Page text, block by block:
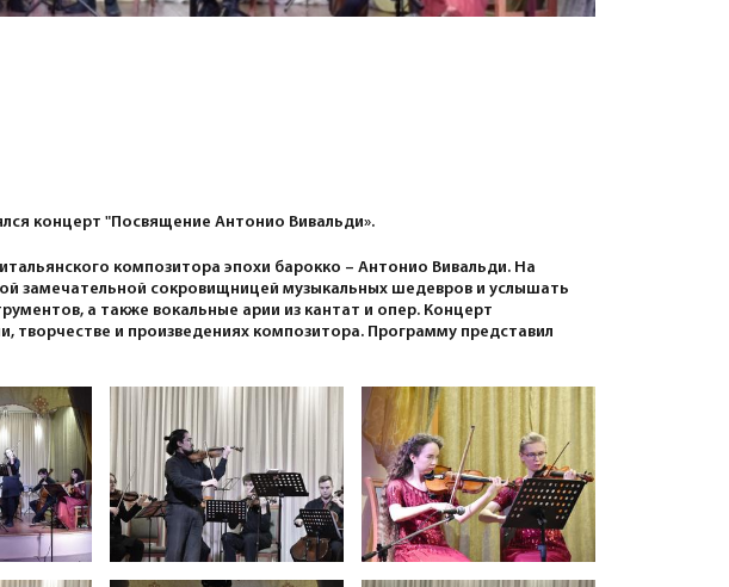
концерт "Посвящение Антонио Вивальди».
композитора эпохи барокко – Антонио Вивальди. На
замечательной сокровищницей музыкальных шедевров и услышать
а также вокальные арии из кантат и опер. Концерт
творчестве и произведениях композитора. Программу представил